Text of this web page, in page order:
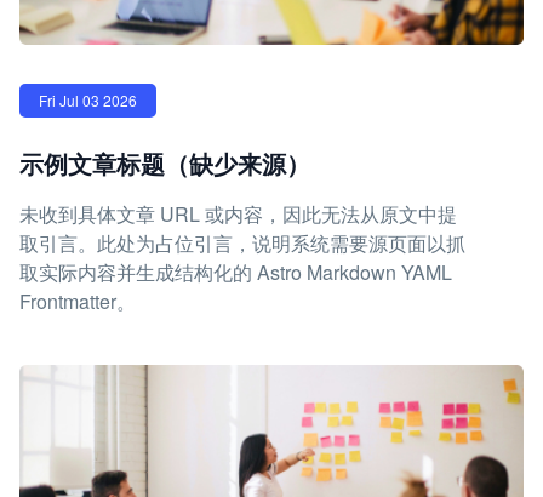
Fri Jul 03 2026
示例文章标题（缺少来源）
未收到具体文章 URL 或内容，因此无法从原文中提
取引言。此处为占位引言，说明系统需要源页面以抓
取实际内容并生成结构化的 Astro Markdown YAML
Frontmatter。